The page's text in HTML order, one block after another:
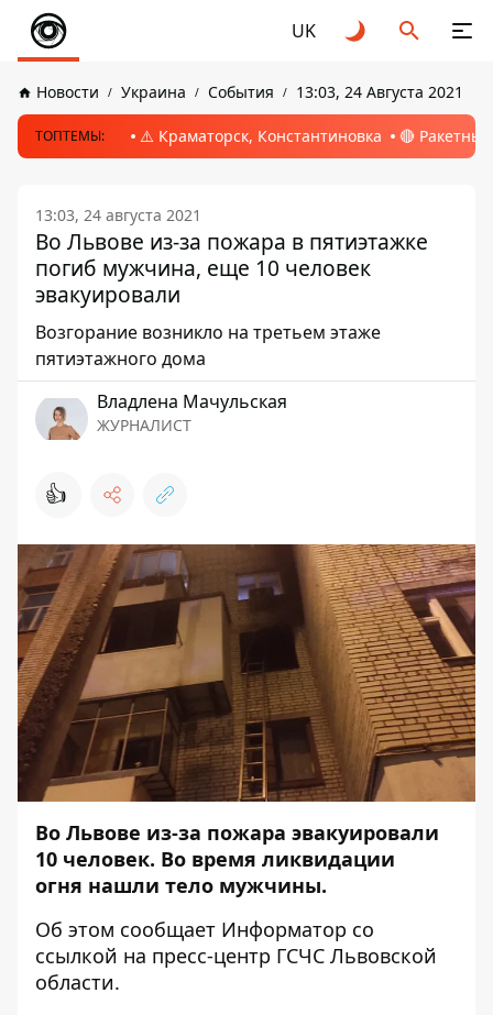
UK
Новости Украина События 13:03, 24 Августа 2021
ТОПТЕМЫ: ⚠️ Краматорск, Константиновка 🔴
13:03, 24 августа 2021
Во Львове из-за пожара в пятиэтажке
погиб мужчина, еще 10 человек
эвакуировали
Возгорание возникло на третьем этаже
пятиэтажного дома
Владлена Мачульская
ЖУРНАЛИСТ
👍
Во Львове из-за пожара эвакуировали
10 человек. Во время ликвидации
огня нашли тело мужчины.
Об этом сообщает Информатор со
ссылкой на пресс-центр ГСЧС Львовской
области.